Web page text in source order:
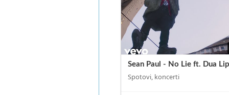
Sean Paul - No Lie ft. Dua
Spotovi, koncerti